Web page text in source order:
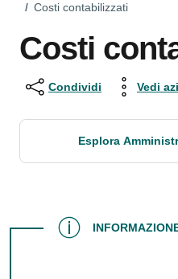
/ Costi contabilizzati
Costi
Condividi Vedi
Esplora